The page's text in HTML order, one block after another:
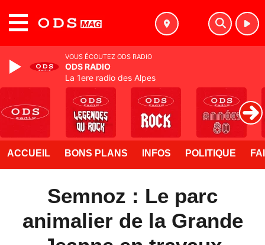
ACCUEIL BONS PLANS INFOS POLITIQUE
Semnoz : Le parc
animalier de la Grande
VOUS ÉCOUTEZ ODS RADIO
ODS RADIO
La 1ere radio des Alpes